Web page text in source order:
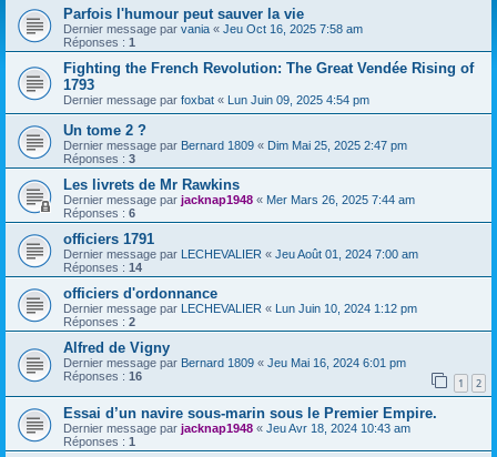
Parfois l'humour peut sauver la vie
Dernier message par vania « Jeu Oct 16, 2025 7:58 am
Réponses : 1
Fighting the French Revolution: The Great Vendée Rising of
1793
Dernier message par foxbat « Lun Juin 09, 2025 4:54 pm
Un tome 2 ?
Dernier message par Bernard 1809 « Dim Mai 25, 2025 2:47 pm
Réponses : 3
Les livrets de Mr Rawkins
Dernier message par jacknap1948 « Mer Mars 26, 2025 7:44 am
Réponses : 6
officiers 1791
Dernier message par LECHEVALIER « Jeu Août 01, 2024 7:00 am
Réponses : 14
officiers d'ordonnance
Dernier message par LECHEVALIER « Lun Juin 10, 2024 1:12 pm
Réponses : 2
Alfred de Vigny
Dernier message par Bernard 1809 « Jeu Mai 16, 2024 6:01 pm
Réponses : 16 1 2
Essai d’un navire sous-marin sous le Premier Empire.
Dernier message par jacknap1948 « Jeu Avr 18, 2024 10:43 am
Réponses : 1